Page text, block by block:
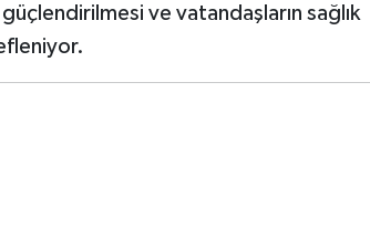
ve vatandaşların sağlık